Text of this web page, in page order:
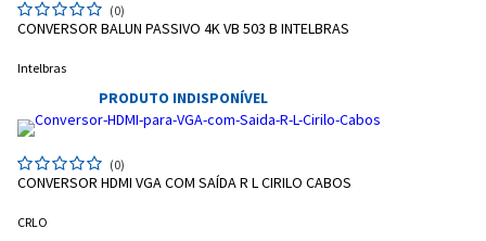
(0)
CONVERSOR BALUN PASSIVO 4K VB 503 B INTELBRAS
Intelbras
PRODUTO INDISPONÍVEL
(0)
CONVERSOR HDMI VGA COM SAÍDA R L CIRILO CABOS
CRLO